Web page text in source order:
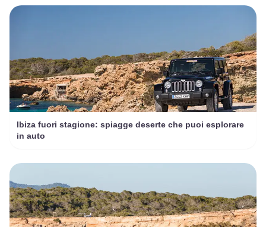
Ibiza fuori stagione: spiagge deserte che puoi esplorare
in auto